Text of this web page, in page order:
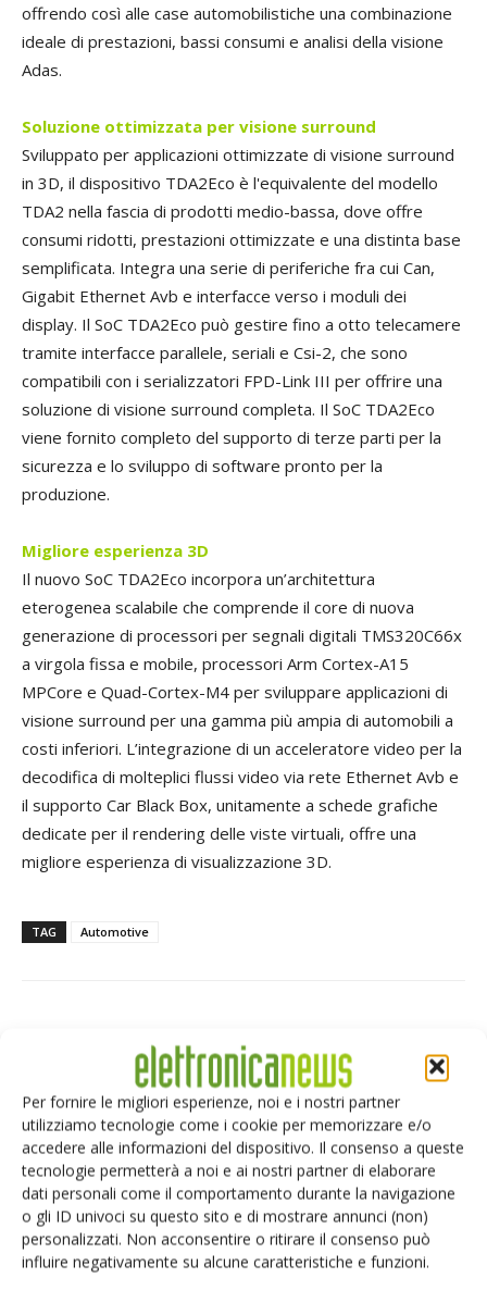
Per fornire le migliori esperienze, noi e i nostri partner
utilizziamo tecnologie come i cookie per memorizzare e/o
accedere alle informazioni del dispositivo. Il consenso a queste
tecnologie permetterà a noi e ai nostri partner di elaborare
dati personali come il comportamento durante la navigazione
o gli ID univoci su questo sito e di mostrare annunci (non)
personalizzati. Non acconsentire o ritirare il consenso può
influire negativamente su alcune caratteristiche e funzioni.
offrendo così alle case automobilistiche una combinazione
ideale di prestazioni, bassi consumi e analisi della visione
Adas.
Soluzione ottimizzata per visione surround
Sviluppato per applicazioni ottimizzate di visione surround
in 3D, il dispositivo TDA2Eco è l'equivalente del modello
TDA2 nella fascia di prodotti medio-bassa, dove offre
consumi ridotti, prestazioni ottimizzate e una distinta base
semplificata. Integra una serie di periferiche fra cui Can,
Gigabit Ethernet Avb e interfacce verso i moduli dei
display. Il SoC TDA2Eco può gestire fino a otto telecamere
tramite interfacce parallele, seriali e Csi-2, che sono
compatibili con i serializzatori FPD-Link III per offrire una
soluzione di visione surround completa. Il SoC TDA2Eco
viene fornito completo del supporto di terze parti per la
sicurezza e lo sviluppo di software pronto per la
produzione.
Migliore esperienza 3D
Il nuovo SoC TDA2Eco incorpora un’architettura
eterogenea scalabile che comprende il core di nuova
generazione di processori per segnali digitali TMS320C66x
a virgola fissa e mobile, processori Arm Cortex-A15
MPCore e Quad-Cortex-M4 per sviluppare applicazioni di
visione surround per una gamma più ampia di automobili a
costi inferiori. L’integrazione di un acceleratore video per la
decodifica di molteplici flussi video via rete Ethernet Avb e
il supporto Car Black Box, unitamente a schede grafiche
dedicate per il rendering delle viste virtuali, offre una
migliore esperienza di visualizzazione 3D.
TAG Automotive
Facebook Twitter
ARTICOLI CORRELATI ALTRO DALL'AUTORE
Isolatori a stato solido per
l’automazione industriale